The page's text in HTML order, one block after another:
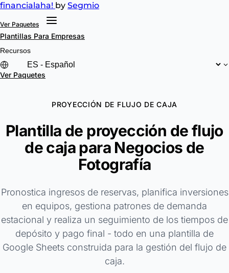
financialaha! by Segmio
Ver Paquetes
Plantillas Para Empresas
Recursos
Ver Paquetes
PROYECCIÓN DE FLUJO DE CAJA
Plantilla de proyección de flujo
de caja para Negocios de
Fotografía
Pronostica ingresos de reservas, planifica inversiones
en equipos, gestiona patrones de demanda
estacional y realiza un seguimiento de los tiempos de
depósito y pago final - todo en una plantilla de
Google Sheets construida para la gestión del flujo de
caja.